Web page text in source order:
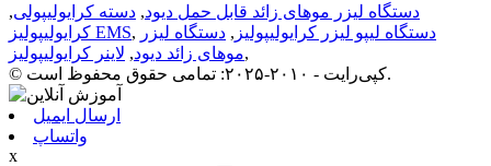
دستگاه لیزر موهای زائد قابل حمل دیود, دسته کرایولیپولی,
کرایولیپولیز EMS, دستگاه لیپو لیزر کرایولیپولیز , دستگاه لیزر
موهای زائد دیود, لاینر کرایولیپولیز
,
© کپی‌رایت - ۲۰۱۰-۲۰۲۵: تمامی حقوق محفوظ است.
ارسال ایمیل
واتساپ
x